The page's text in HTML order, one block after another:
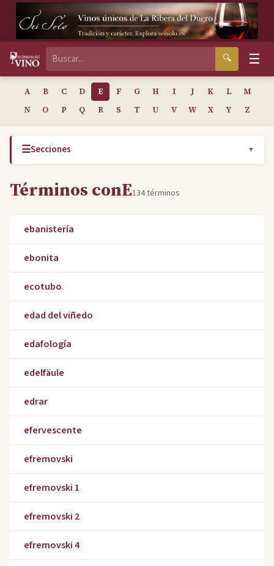
🔍 ☰
A B C D E F G H I J K L
M
N
O P Q R S T U V W X Y Z
☰Secciones ▼
Términos conE134 términos
ebanistería
ebonita
ecotubo
edad del viñedo
edafología
edelfäule
edrar
efervescente
efremovski
efremovski 1
efremovski 2
efremovski 4